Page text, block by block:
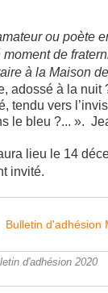
ou poète
de
à la Maison
adossé à la nuit
vers
bleu ?... ».
lieu le 14
invité.
d'adhésion 2020